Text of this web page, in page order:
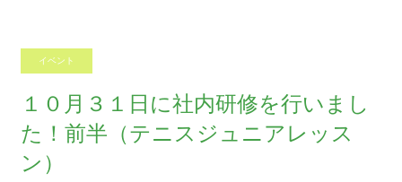
イベント
１０月３１日に社内研修を行いまし
た！前半（テニスジュニアレッス
ン）